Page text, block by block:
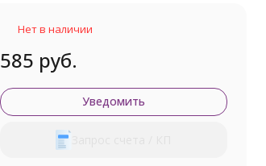
Нет в наличии
585 руб.
Уведомить